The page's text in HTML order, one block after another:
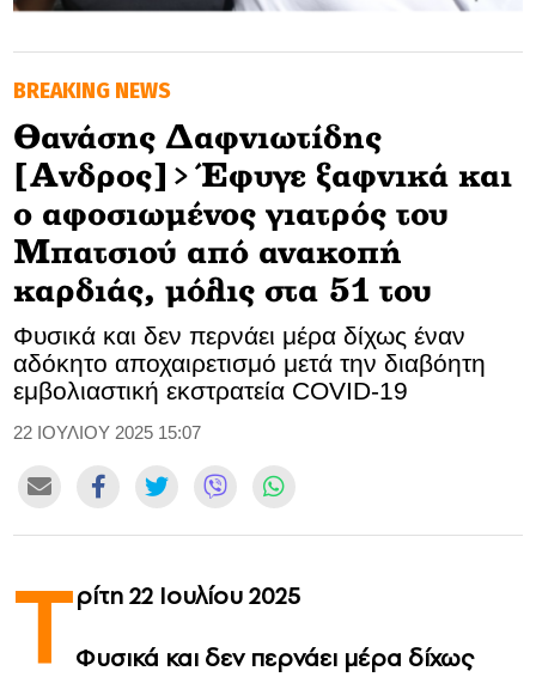
SOOZIE’S FRIENDS
CULTURE
TASTELAND
TECH
HEALTH
MEDIALAND
DRIVE
SPORTS
DIA Y NOCHE
CONTACT
BREAKING NEWS
Θανάσης Δαφνιωτίδης
[Ανδρος]> Έφυγε ξαφνικά και
ο αφοσιωμένος γιατρός του
Μπατσιού από ανακοπή
καρδιάς, μόλις στα 51 του
Φυσικά και δεν περνάει μέρα δίχως έναν
αδόκητο αποχαιρετισμό μετά την διαβόητη
εμβολιαστική εκστρατεία COVID-19
22 ΙΟΥΛΙΟΥ 2025 15:07
Τ ρίτη 22 Ιουλίου 2025
Φυσικά και δεν περνάει μέρα δίχως